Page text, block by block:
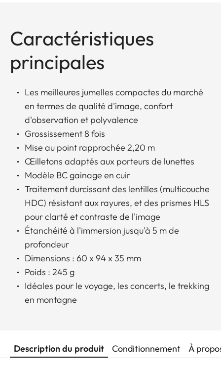
Caractéristiques
principales
Les meilleures jumelles compactes du marché
en termes de qualité d'image, confort
d'observation et polyvalence
Grossissement 8 fois
Mise au point rapprochée 2,20 m
Œilletons adaptés aux porteurs de lunettes
Modèle BC gainage en cuir
Traitement durcissant des lentilles (multicouche
HDC) résistant aux rayures, et des prismes HLS
pour clarté et contraste de l'image
Étanchéité à l'immersion jusqu'à 5 m de
profondeur
Dimensions : 60 x 94 x 35 mm
Poids : 245 g
Idéales pour le voyage, les concerts, le trekking
en montagne
Description du produit Conditionnement À